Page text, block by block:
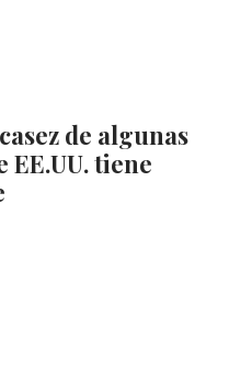
de algunas
EE.UU. tiene